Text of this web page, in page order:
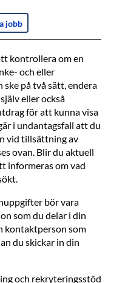
jobb
kontrollera om en
och eller
på två sätt, endera
eller också
för att kunna visa
i undantagsfall att du
vid tillsättning av
ovan. Blir du aktuell
informeras om vad
bör vara
som du delar i din
kontaktperson som
du skickar in din
och rekryteringsstöd